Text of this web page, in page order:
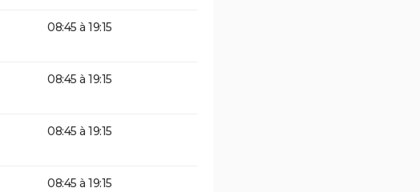
08:45 à 19:15
08:45 à 19:15
08:45 à 19:15
08:45 à 19:15